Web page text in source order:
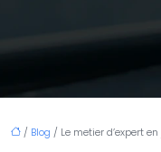
/ Blog / Le metier d’expert